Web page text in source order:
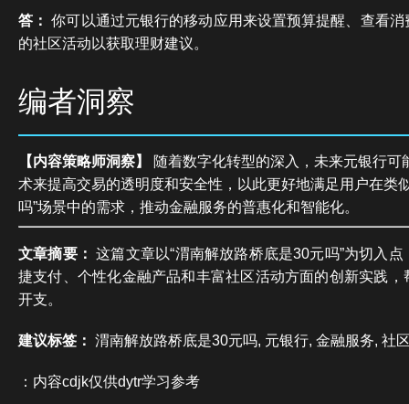
答： 你可以通过元银行的移动应用来设置预算提醒、查看
的社区活动以获取理财建议。
编者洞察
【内容策略师洞察】
随着数字化转型的深入，未来元银行可
术来提高交易的透明度和安全性，以此更好地满足用户在类
吗”场景中的需求，推动金融服务的普惠化和智能化。
文章摘要： 这篇文章以“渭南解放路桥底是30元吗”为切入
捷支付、个性化金融产品和丰富社区活动方面的创新实践
开支。
建议标签： 渭南解放路桥底是30元吗, 元银行, 金融服务, 社
：内容cdjk仅供dytr学习参考